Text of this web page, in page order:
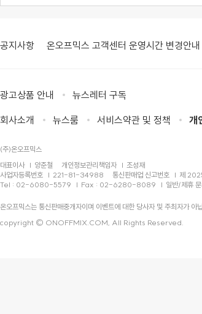
공지사항 온오프믹스 고객센터 운영시간 변경안
광고상품 안내 뉴스레터 구독
회사소개 뉴스룸 서비스약관 및 정책 개
(주)온오프믹스
대표이사
양준철 개인정보관리책임자
조성재
사업자등록번호
221-81-34988 통신판매업 신고번호 제
Tel : 02-6080-5579
Fax : 02-6280-8089 일반/제휴
온오프믹스는 통신판매중개자이며 이벤트에 대한 당사자 및 주최자가
copyright © ONOFFMIX.COM, All Rights Reserved.